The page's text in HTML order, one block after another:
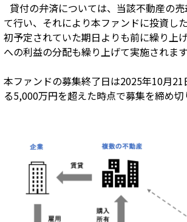
貸付の弁済については、当該不動産の
て行い、それにより本ファンドに投資し
初予定されていた期日よりも前に繰り上
への利益の分配も繰り上げて実施されま
本ファンドの募集終了日は2025年10月
る5,000万円を超えた時点で募集を締め切